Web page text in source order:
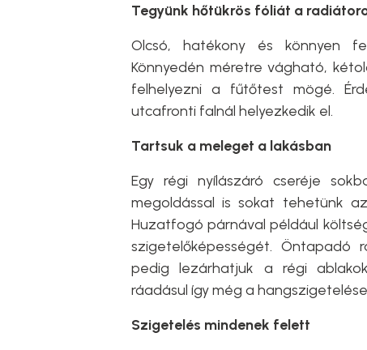
Tegyünk hőtükrös fóliát a
Olcsó, hatékony és könnyen
Könnyedén méretre vágható,
felhelyezni a fűtőtest mögé.
utcafronti falnál helyezkedik el.
Tartsuk a meleget a lakásban
Egy régi nyílászáró cseréje
megoldással is sokat tehetünk
Huzatfogó párnával például
szigetelőképességét. Öntapadó
pedig lezárhatjuk a régi
ráadásul így még a
Szigetelés mindenek felett